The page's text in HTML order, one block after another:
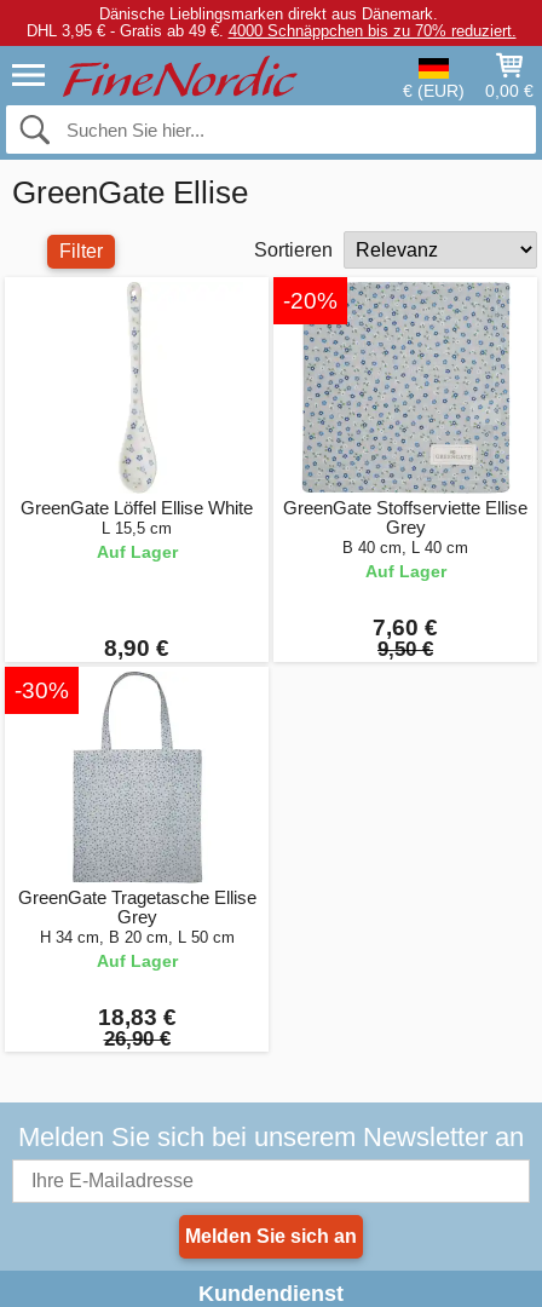
Dänische Lieblingsmarken direkt aus Dänemark.
DHL 3,95 € - Gratis ab 49 €. 4000 Schnäppchen bis zu 70% reduziert.
€ (EUR) 0,00 €
GreenGate Ellise
Filter Sortieren
GreenGate Löffel Ellise White
L 15,5 cm
Auf Lager
8,90 €
-20%
GreenGate Stoffserviette Ellise
Grey
B 40 cm, L 40 cm
Auf Lager
7,60 €
9,50 €
-30%
GreenGate Tragetasche Ellise
Grey
H 34 cm, B 20 cm, L 50 cm
Auf Lager
18,83 €
26,90 €
Melden Sie sich bei unserem Newsletter an
Melden Sie sich an
Kundendienst